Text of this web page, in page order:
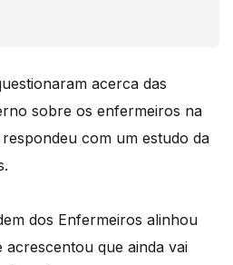
acerca das
sobre os enfermeiros na
com um estudo da
dos Enfermeiros alinhou
acrescentou que ainda vai